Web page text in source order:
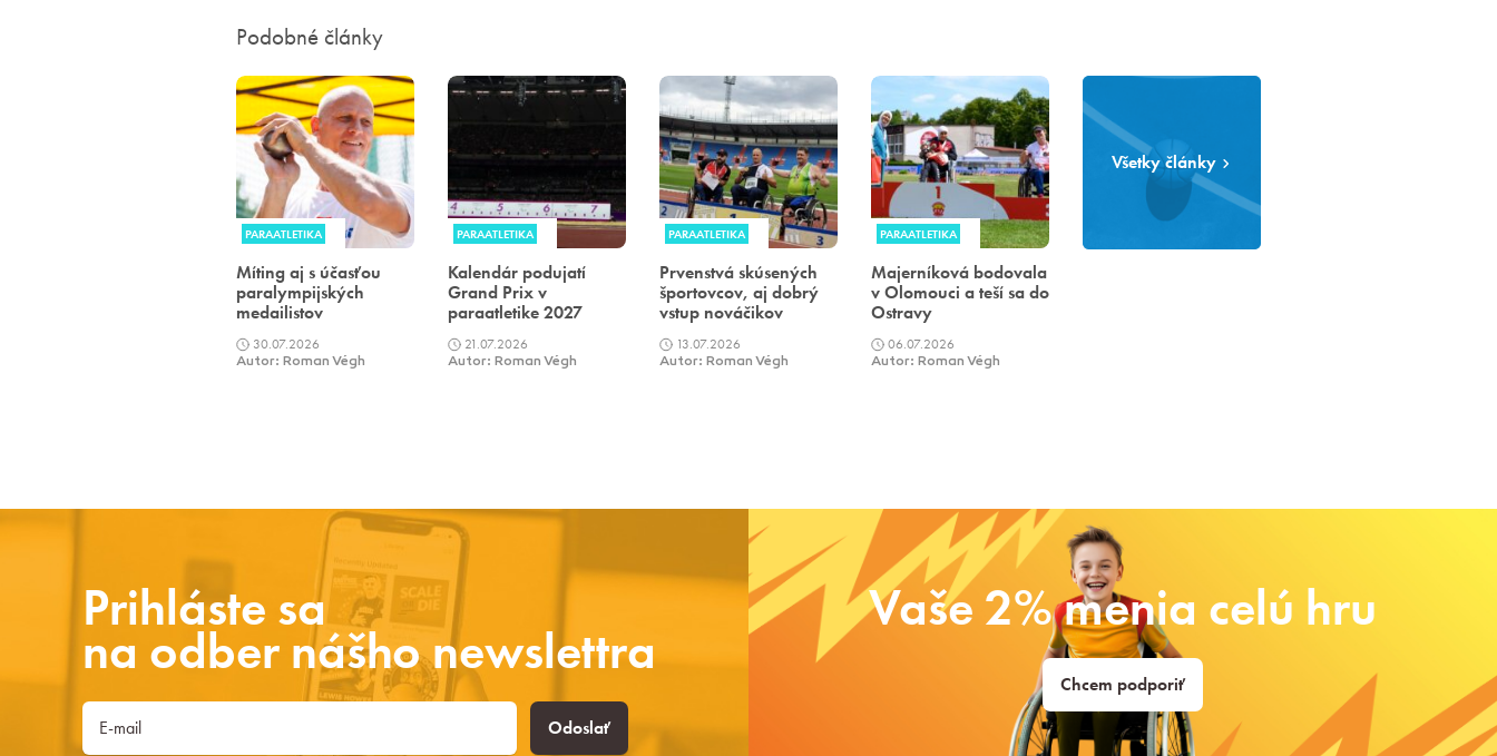
Podobné články
PARAATLETIKA
Míting aj s účasťou
paralympijských
medailistov
30.07.2026
Autor: Roman Végh
PARAATLETIKA
Kalendár podujatí
Grand Prix v
paraatletike 2027
21.07.2026
Autor: Roman Végh
PARAATLETIKA
Prvenstvá skúsených
športovcov, aj dobrý
vstup nováčikov
13.07.2026
Autor: Roman Végh
PARAATLETIKA
Majerníková bodovala
v Olomouci a teší sa do
Ostravy
06.07.2026
Autor: Roman Végh
Všetky články
Prihláste sa
na odber nášho newslettra
Odoslať
Vaše 2% menia celú hru
Chcem podporiť